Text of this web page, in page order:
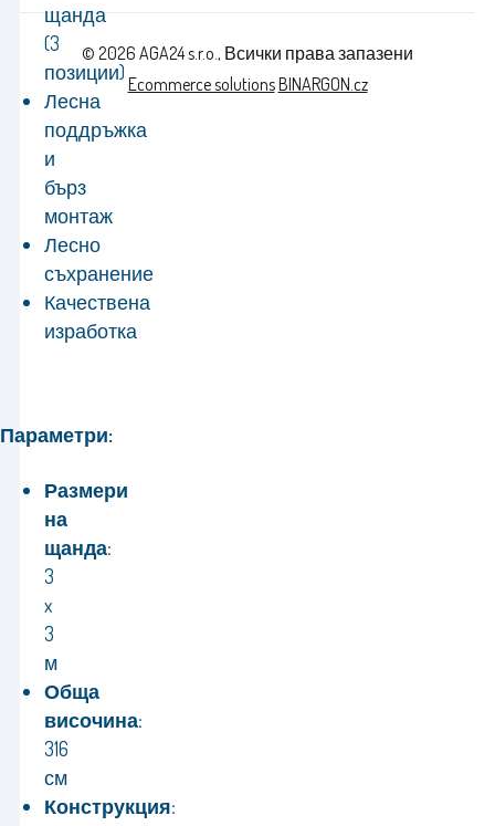
щанда
(3
позиции)
Лесна
поддръжка
и
бърз
монтаж
Лесно
съхранение
Качествена
изработка
Параметри:
Размери
на
щанда:
3
x
3
м
Обща
височина:
316
см
Конструкция:
© 2026 AGA24 s.r.o., Всички права запазени
Ecommerce solutionsBINARGON.cz